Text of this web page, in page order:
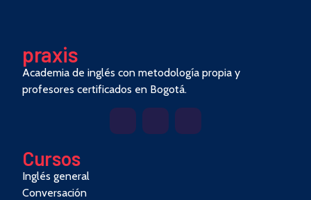
praxis
Academia de inglés con metodología propia y
profesores certificados en Bogotá.
Cursos
Inglés general
Conversación